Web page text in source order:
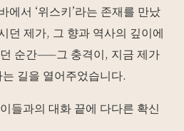
에서 ‘위스키’라는 존재를 만났
던 제가, 그 향과 역사의 깊이에
순간——그 충격이, 지금 제가
길을 열어주었습니다.
들과의 대화 끝에 다다른 확신